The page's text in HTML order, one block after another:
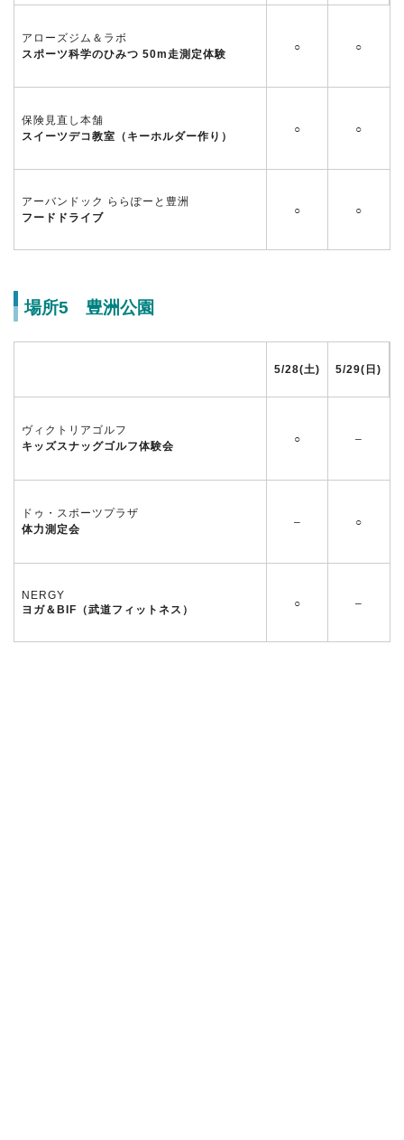
アローズジム＆ラボ
スポーツ科学のひみつ 50m走測定体験
○ ○
保険見直し本舗
スイーツデコ教室（キーホルダー作り）
○ ○
アーバンドック ららぽーと豊洲
フードドライブ
○ ○
場所5 豊洲公園
5/28(土) 5/29(日)
ヴィクトリアゴルフ
キッズスナッグゴルフ体験会
○ –
ドゥ・スポーツプラザ
体力測定会
– ○
NERGY
ヨガ＆BIF（武道フィットネス）
○ –